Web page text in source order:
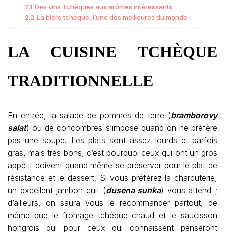
Des vins Tchèques aux arômes intéressants
La bière tchèque, l’une des meilleures du monde
LA CUISINE TCHÈQUE
TRADITIONNELLE
En entrée, la salade de pommes de terre (bramborovy
salat) ou de concombres s’impose quand on ne préfère
pas une soupe. Les plats sont assez lourds et parfois
gras, mais très bons, c’est pourquoi ceux qui ont un gros
appétit doivent quand même se préserver pour le plat de
résistance et le dessert. Si vous préférez la charcuterie,
un excellent jambon cuit (dusena sunka) vous attend ;
d’ailleurs, on saura vous le recommander partout, de
même que le fromage tchèque chaud et le saucisson
hongrois qui pour ceux qui connaissent penseront